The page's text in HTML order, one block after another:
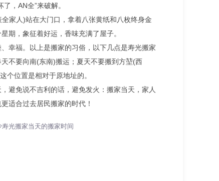
，AN全”来破解。
家人)站在大门口，拿着八张黄纸和八枚终身金
期，象征着好运，香味充满了屋子。
幸福。以上是搬家的习俗，以下几点是寿光搬家
不要向南(东南)搬运；夏天不要搬到方堃(西
个位置是相对于原地址的。
避免说不吉利的话，避免发火：搬家当天，家人
适合过去居民搬家的时代！
寿光搬家当天的搬家时间